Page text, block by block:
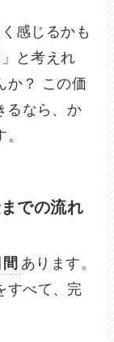
感じるかも
と考えれ
か？ この価
るなら、か
での流れ
あります。
すべて、完